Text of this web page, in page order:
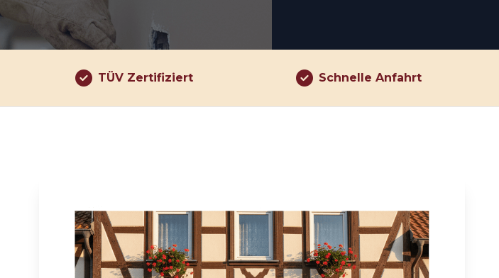
TÜV Zertifiziert Schnelle Anfahrt